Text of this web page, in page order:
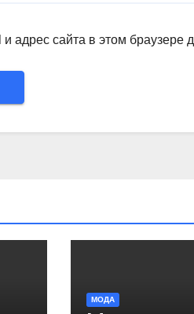
адрес сайта в этом
МОДА